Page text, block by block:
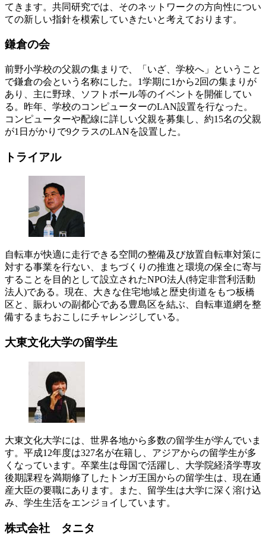
てきます。共同研究では、そのネットワークの方向性につい
ての新しい指針を模索していきたいと考えております。
鎌倉の会
前野小学校の父親の集まりで、「いざ、学校へ」ということ
で鎌倉の会という名称にした。1学期に1から2回の集まりが
あり、主に野球、ソフトボール等のイベントを開催してい
る。昨年、学校のコンピューターのLAN設置を行なった。
コンピューターや配線に詳しい父親を募集し、約15名の父親
が1日がかりで9クラスのLANを設置した。
トライアル
自転車が快適に走行できる空間の整備及び放置自転車対策に
対する事業を行ない、まちづくりの推進と環境の保全に寄与
することを目的として設立されたNPO法人(特定非営利活動
法人)である。現在、大きな住宅地域と歴史街道をもつ板橋
区と、賑わいの副都心である豊島区を結ぶ、自転車道網を整
備するまちおこしにチャレンジしている。
大東文化大学の留学生
大東文化大学には、世界各地から多数の留学生が学んでいま
す。平成12年度は327名が在籍し、アジアからの留学生が多
くなっています。卒業生は母国で活躍し、大学院経済学専攻
後期課程を満期修了したトンガ王国からの留学生は、現在通
産大臣の要職にあります。また、留学生は大学に深く溶け込
み、学生生活をエンジョイしています。
株式会社 タニタ